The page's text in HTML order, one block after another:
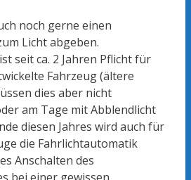
noch gerne einen
Licht abgeben.
seit ca. 2 Jahren Pflicht für
Fahrzeug (ältere
dies aber nicht
am Tage mit Abblendlicht
diesen Jahres wird auch für
die Fahrlichtautomatik
Anschalten des